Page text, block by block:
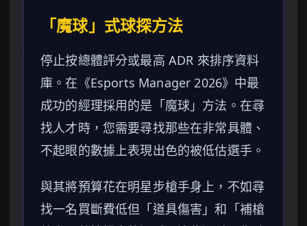
「魔球」式球探方法
停止按總體評分或最高 ADR 來排序資料
庫。在《Esports Manager 2026》中最
成功的經理採用的是「魔球」方法。在尋
找人才時，您需要尋找那些在非常具體、
不起眼的數據上表現出色的被低估選手。
與其將預算花在明星步槍手身上，不如尋
找一名買斷費低但「道具傷害」和「補槍